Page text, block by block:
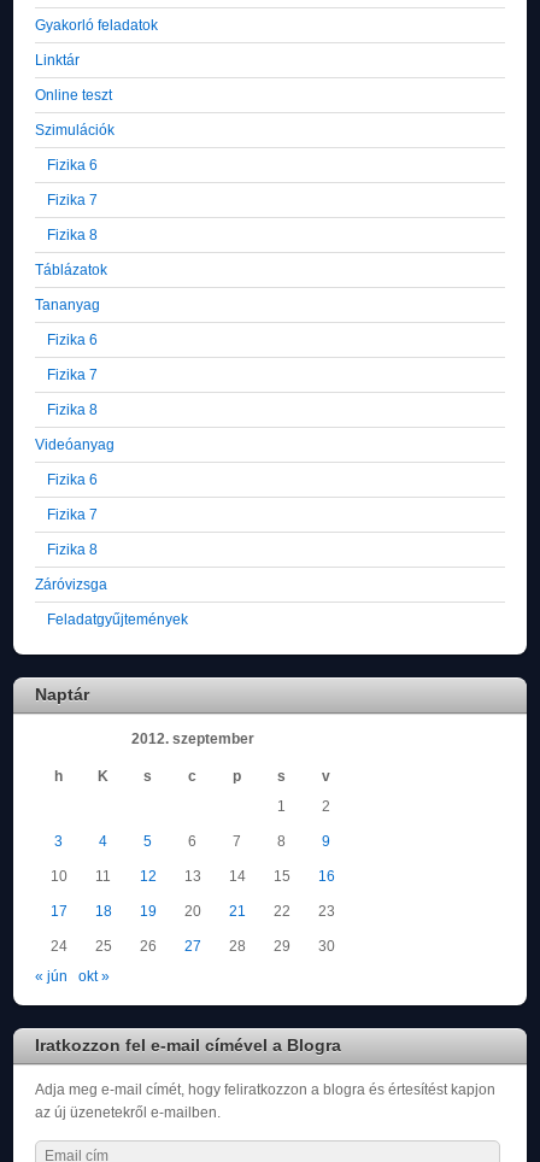
Gyakorló feladatok
Linktár
Online teszt
Szimulációk
Fizika 6
Fizika 7
Fizika 8
Táblázatok
Tananyag
Fizika 6
Fizika 7
Fizika 8
Videóanyag
Fizika 6
Fizika 7
Fizika 8
Záróvizsga
Feladatgyűjtemények
Naptár
2012. szeptember
h K s c p s
v
1
2
3 4 5 6 7 8 9
10 11 12 13 14 15 16
17 18 19 20 21 22 23
24 25 26 27 28 29
30
« jún
okt »
Iratkozzon fel e-mail címével a Blogra
Adja meg e-mail címét, hogy feliratkozzon a blogra és értesítést kapjon
az új üzenetekről e-mailben.
Email